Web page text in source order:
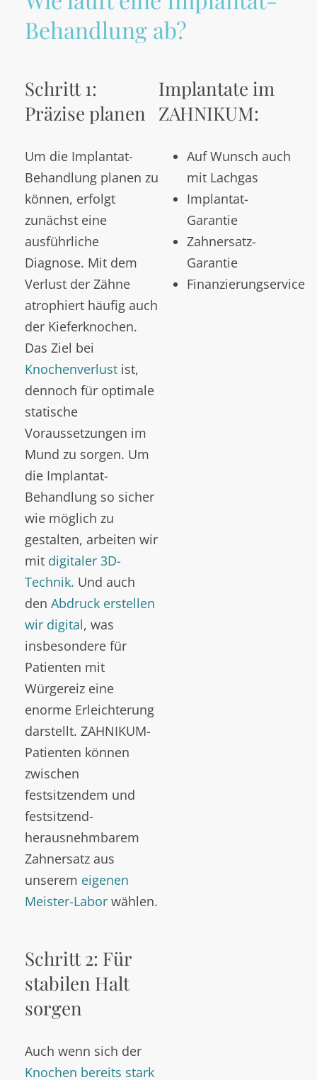
Behandlung ab?
Schritt 1:
Präzise planen
Um die Implantat-
Behandlung planen zu
können, erfolgt
zunächst eine
ausführliche
Diagnose. Mit dem
Verlust der Zähne
atrophiert häufig auch
der Kieferknochen.
Das Ziel bei
Knochenverlust ist,
dennoch für optimale
statische
Voraussetzungen im
Mund zu sorgen. Um
die Implantat-
Behandlung so sicher
wie möglich zu
gestalten, arbeiten wir
mit digitaler 3D-
Technik. Und auch
den Abdruck erstellen
wir digital, was
insbesondere für
Patienten mit
Würgereiz eine
enorme Erleichterung
darstellt. ZAHNIKUM-
Patienten können
zwischen
festsitzendem und
festsitzend-
herausnehmbarem
Zahnersatz aus
unserem eigenen
Meister-Labor wählen.
Schritt 2: Für
stabilen Halt
sorgen
Auch wenn sich der
Knochen bereits stark
Implantate im
ZAHNIKUM:
Auf Wunsch auch
mit Lachgas
Implantat-
Garantie
Zahnersatz-
Garantie
Finanzierungservice